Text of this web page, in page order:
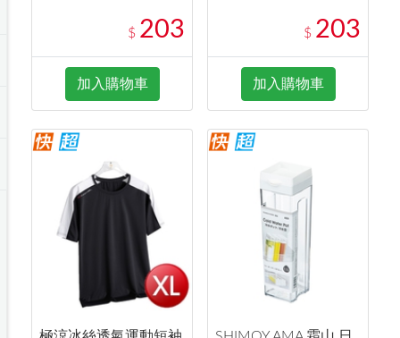
$ 203
加入購物車
$ 203
加入購物車